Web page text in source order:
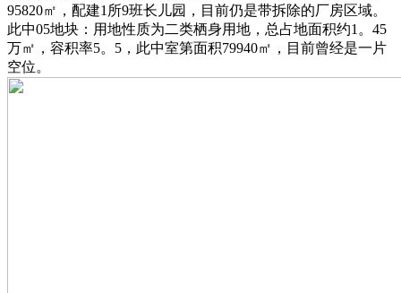
95820㎡，配建1所9班长儿园，目前仍是带拆除的厂房区域。
此中05地块：用地性质为二类栖身用地，总占地面积约1。45
万㎡，容积率5。5，此中室第面积79940㎡，目前曾经是一片
空位。